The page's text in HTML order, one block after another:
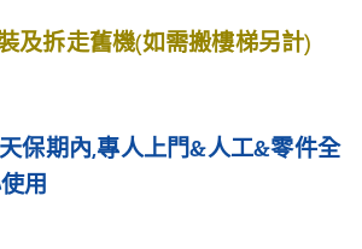
及拆走舊機(如需搬樓梯另計)
保期內,專人上門&人工&零件全
用